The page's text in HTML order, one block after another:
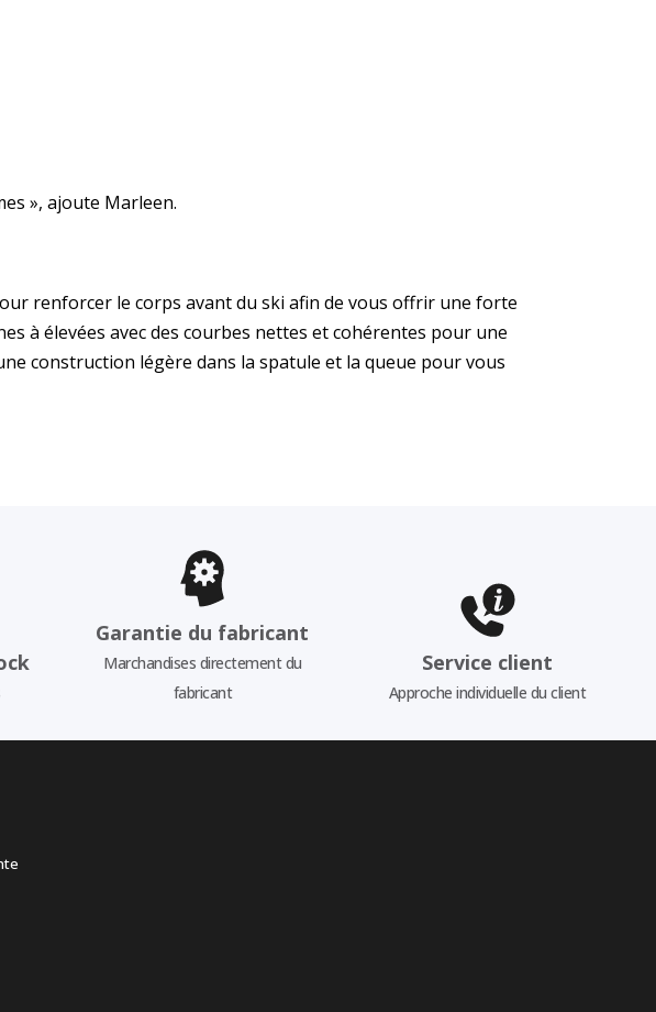
», ajoute Marleen.
renforcer le corps avant du ski afin de vous offrir une forte
à élevées avec des courbes nettes et cohérentes pour une
construction légère dans la spatule et la queue pour vous
Garantie du fabricant
Marchandises directement du
fabricant
Service client
Approche individuelle du client